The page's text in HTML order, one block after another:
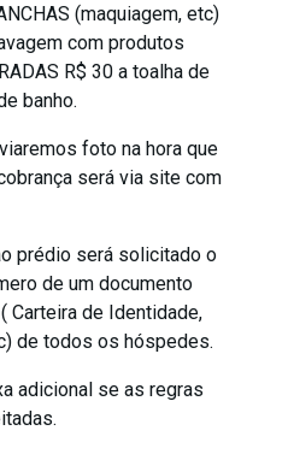
(maquiagem, etc)
com produtos
R$ 30 a toalha de
banho.
foto na hora que
será via site com
prédio será solicitado o
de um documento
Carteira de Identidade,
de todos os hóspedes.
adicional se as regras